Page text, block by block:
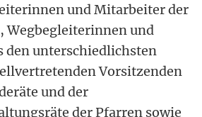
und Mitarbeiter der
Wegbegleiterinnen und
den unterschiedlichsten
Vorsitzenden
und der
der Pfarren sowie